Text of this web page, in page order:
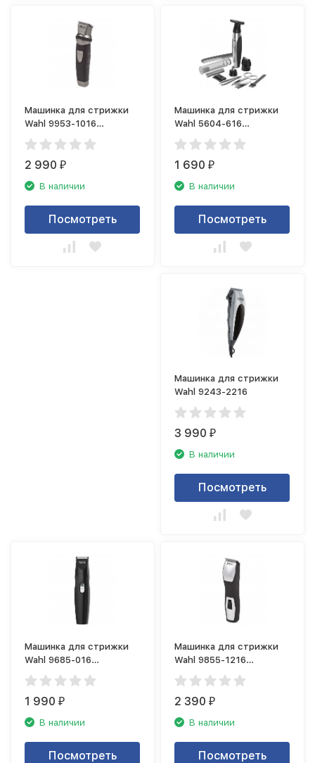
Машинка для стрижки
Wahl 9953-1016
(триммер)
2 990₽
В наличии
Посмотреть
Машинка для стрижки
Wahl 5604-616
(триммер)
1 690₽
В наличии
Посмотреть
Машинка для стрижки
Wahl 9243-2216
3 990₽
В наличии
Посмотреть
Машинка для стрижки
Wahl 9685-016
(триммер)
1 990₽
В наличии
Посмотреть
Машинка для стрижки
Wahl 9855-1216
(триммер)
2 390₽
В наличии
Посмотреть